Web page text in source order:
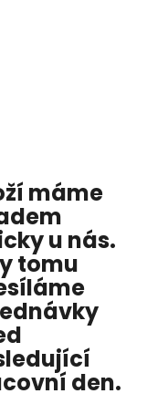
máme
u nás.
tomu
den.